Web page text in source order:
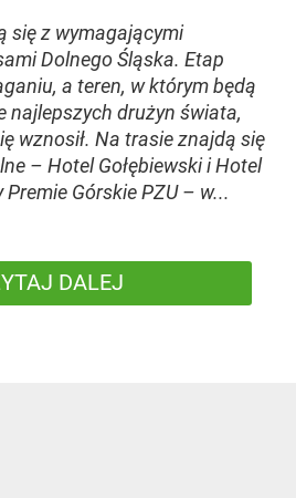
się z wymagającymi
Dolnego Śląska. Etap
a teren, w którym będą
najlepszych drużyn świata,
wznosił. Na trasie znajdą się
– Hotel Gołębiewski i Hotel
Górskie PZU – w...
DALEJ